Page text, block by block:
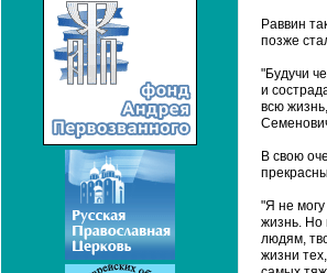
Раввин
позже
"Будучи
и
всю
В свою
"Я не
жизнь. Но
людям,
жизни